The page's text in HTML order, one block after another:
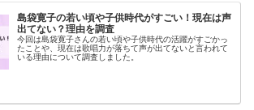
島袋寛子の若い頃や子供時代がすごい！現在は声
出てない？理由を調査
今回は島袋寛子さんの若い頃や子供時代の活躍がすごかっ
たことや、現在は歌唱力が落ちて声が出てないと言われて
いる理由について調査しました。